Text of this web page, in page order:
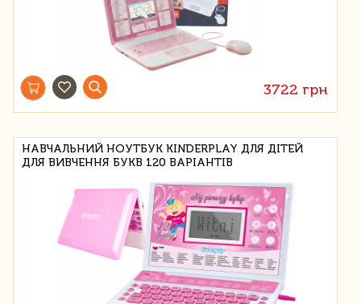
3722 грн
НАВЧАЛЬНИЙ НОУТБУК KINDERPLAY ДЛЯ ДІТЕЙ
ДЛЯ ВИВЧЕННЯ БУКВ 120 ВАРІАНТІВ